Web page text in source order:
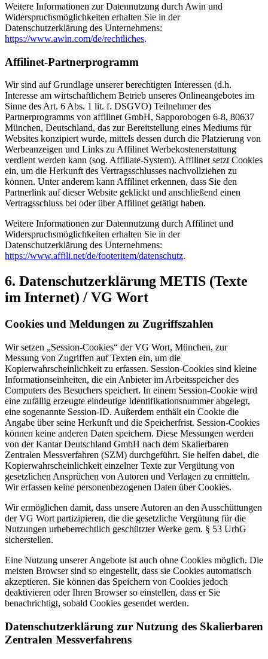
Weitere Informationen zur Datennutzung durch Awin und
Widerspruchsmöglichkeiten erhalten Sie in der
Datenschutzerklärung des Unternehmens:
https://www.awin.com/de/rechtliches.
Affilinet-Partnerprogramm
Wir sind auf Grundlage unserer berechtigten Interessen (d.h.
Interesse am wirtschaftlichem Betrieb unseres Onlineangebotes im
Sinne des Art. 6 Abs. 1 lit. f. DSGVO) Teilnehmer des
Partnerprogramms von affilinet GmbH, Sapporobogen 6-8, 80637
München, Deutschland, das zur Bereitstellung eines Mediums für
Websites konzipiert wurde, mittels dessen durch die Platzierung von
Werbeanzeigen und Links zu Affilinet Werbekostenerstattung
verdient werden kann (sog. Affiliate-System). Affilinet setzt Cookies
ein, um die Herkunft des Vertragsschlusses nachvollziehen zu
können. Unter anderem kann Affilinet erkennen, dass Sie den
Partnerlink auf dieser Website geklickt und anschließend einen
Vertragsschluss bei oder über Affilinet getätigt haben.
Weitere Informationen zur Datennutzung durch Affilinet und
Widerspruchsmöglichkeiten erhalten Sie in der
Datenschutzerklärung des Unternehmens:
https://www.affili.net/de/footeritem/datenschutz.
6. Datenschutzerklärung METIS (Texte
im Internet) / VG Wort
Cookies und Meldungen zu Zugriffszahlen
Wir setzen „Session-Cookies“ der VG Wort, München, zur
Messung von Zugriffen auf Texten ein, um die
Kopierwahrscheinlichkeit zu erfassen. Session-Cookies sind kleine
Informationseinheiten, die ein Anbieter im Arbeitsspeicher des
Computers des Besuchers speichert. In einem Session-Cookie wird
eine zufällig erzeugte eindeutige Identifikationsnummer abgelegt,
eine sogenannte Session-ID. Außerdem enthält ein Cookie die
Angabe über seine Herkunft und die Speicherfrist. Session-Cookies
können keine anderen Daten speichern. Diese Messungen werden
von der Kantar Deutschland GmbH nach dem Skalierbaren
Zentralen Messverfahren (SZM) durchgeführt. Sie helfen dabei, die
Kopierwahrscheinlichkeit einzelner Texte zur Vergütung von
gesetzlichen Ansprüchen von Autoren und Verlagen zu ermitteln.
Wir erfassen keine personenbezogenen Daten über Cookies.
Wir ermöglichen damit, dass unsere Autoren an den Ausschüttungen
der VG Wort partizipieren, die die gesetzliche Vergütung für die
Nutzungen urheberrechtlich geschützter Werke gem. § 53 UrhG
sicherstellen.
Eine Nutzung unserer Angebote ist auch ohne Cookies möglich. Die
meisten Browser sind so eingestellt, dass sie Cookies automatisch
akzeptieren. Sie können das Speichern von Cookies jedoch
deaktivieren oder Ihren Browser so einstellen, dass er Sie
benachrichtigt, sobald Cookies gesendet werden.
Datenschutzerklärung zur Nutzung des Skalierbaren
Zentralen Messverfahrens